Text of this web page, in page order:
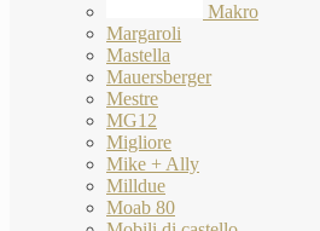
Makro
Margaroli
Mastella
Mauersberger
Mestre
MG12
Migliore
Mike + Ally
Milldue
Moab 80